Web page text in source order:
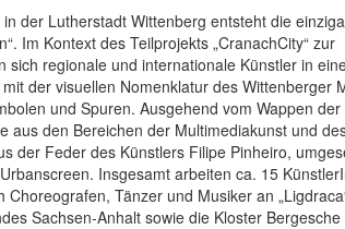
der Lutherstadt Wittenberg entsteht die
Im Kontext des Teilprojekts „CranachCity“ zur
sich regionale und internationale Künstler in
der visuellen Nomenklatur des Wittenberger
und Spuren. Ausgehend vom Wappen der
aus den Bereichen der Multimediakunst und
der Feder des Künstlers Filipe Pinheiro,
Insgesamt arbeiten ca. 15
Tänzer und Musiker an
Sachsen-Anhalt sowie die Kloster Bergesche